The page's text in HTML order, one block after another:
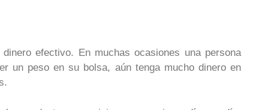
efectivo. En muchas ocasiones una persona
un peso en su bolsa, aún tenga mucho dinero en